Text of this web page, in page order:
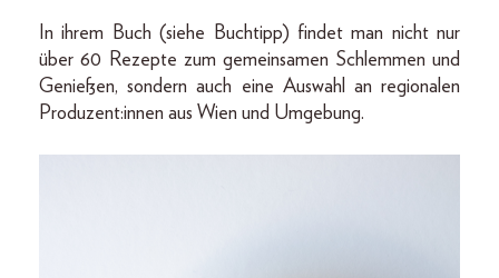
In ihrem Buch (siehe Buchtipp) findet man nicht nur
über 60 Rezepte zum gemeinsamen Schlemmen und
Genießen, sondern auch eine Auswahl an regionalen
Produzent:innen aus Wien und Umgebung.